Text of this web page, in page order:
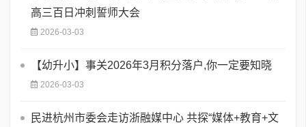
高三百日冲刺誓师大会
2026-03-03
【幼升小】事关2026年3月积分落户,你一定要知晓
2026-03-03
民进杭州市委会走访浙融媒中心 共探“媒体+教育+文